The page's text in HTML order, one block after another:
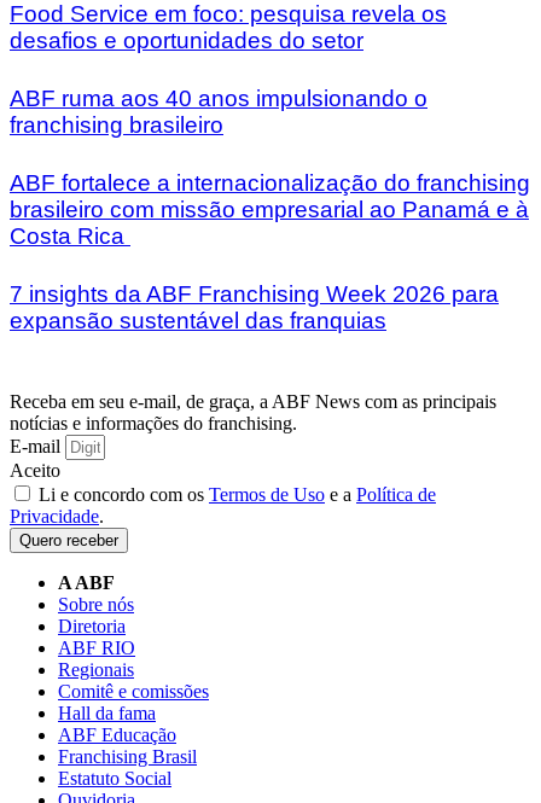
Food Service em foco: pesquisa revela os
desafios e oportunidades do setor
ABF ruma aos 40 anos impulsionando o
franchising brasileiro
ABF fortalece a internacionalização do franchising
brasileiro com missão empresarial ao Panamá e à
Costa Rica
7 insights da ABF Franchising Week 2026 para
expansão sustentável das franquias
Receba em seu e-mail, de graça, a ABF News com as principais
notícias e informações do franchising.
E-mail
Aceito
Li e concordo com os Termos de Uso e a Política de
Privacidade.
Quero receber
A ABF
Sobre nós
Diretoria
ABF RIO
Regionais
Comitê e comissões
Hall da fama
ABF Educação
Franchising Brasil
Estatuto Social